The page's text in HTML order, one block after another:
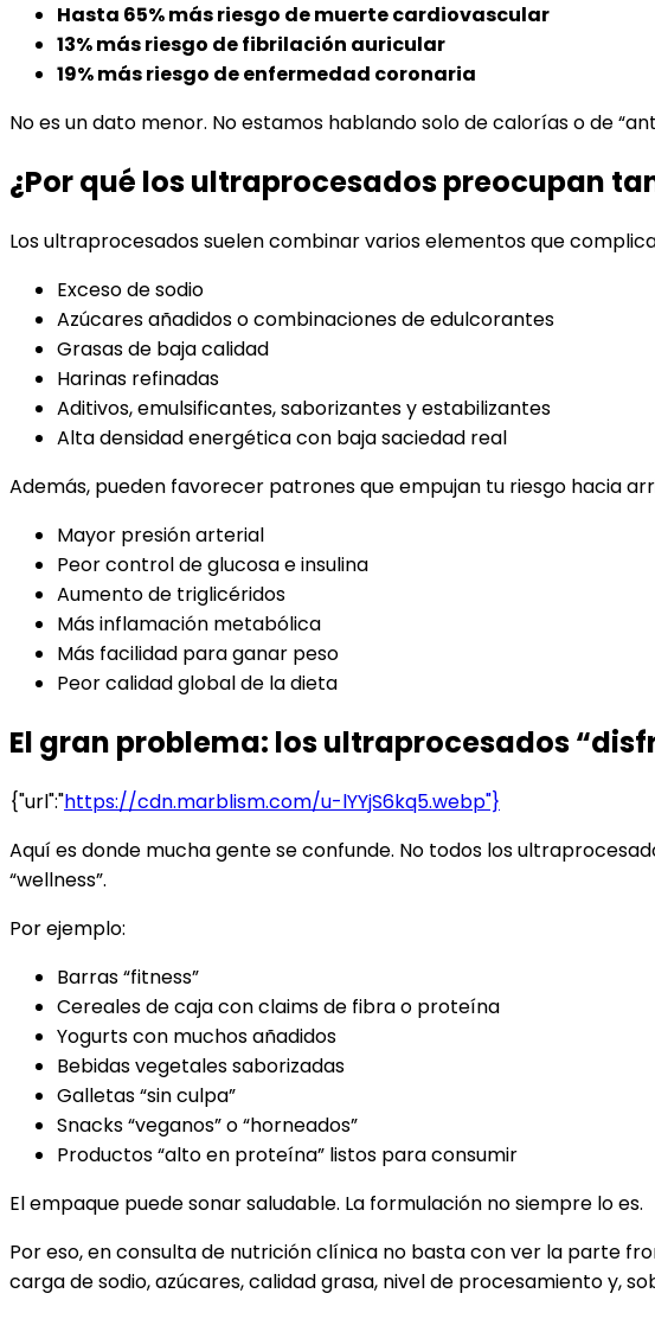
Hasta 65% más riesgo de muerte cardiovascular
13% más riesgo de fibrilación auricular
19% más riesgo de enfermedad coronaria
No es un dato menor. No estamos hablando solo de calorías o de
¿Por qué los ultraprocesados preocupan
Los ultraprocesados suelen combinar varios elementos que
Exceso de sodio
Azúcares añadidos o combinaciones de edulcorantes
Grasas de baja calidad
Harinas refinadas
Aditivos, emulsificantes, saborizantes y estabilizantes
Alta densidad energética con baja saciedad real
Además, pueden favorecer patrones que empujan tu riesgo hacia
Mayor presión arterial
Peor control de glucosa e insulina
Aumento de triglicéridos
Más inflamación metabólica
Más facilidad para ganar peso
Peor calidad global de la dieta
El gran problema: los ultraprocesados
{"url":"https://cdn.marblism.com/u-lYYjS6kq5.webp"}
Aquí es donde mucha gente se confunde. No todos los
“wellness”.
Por ejemplo:
Barras “fitness”
Cereales de caja con claims de fibra o proteína
Yogurts con muchos añadidos
Bebidas vegetales saborizadas
Galletas “sin culpa”
Snacks “veganos” o “horneados”
Productos “alto en proteína” listos para consumir
El empaque puede sonar saludable. La formulación no siempre lo es.
Por eso, en consulta de nutrición clínica no basta con ver la parte
carga de sodio, azúcares, calidad grasa, nivel de procesamiento y,